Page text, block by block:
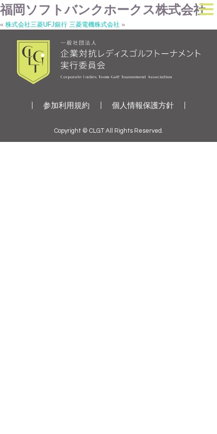
福岡ソフトバンクホークス株式会社
« 株式会社三菱UFJ銀行 三菱電機株式会社 »
参加利用規約 個人情報保護方針
Copyright © CLGT All Rights Reserved.